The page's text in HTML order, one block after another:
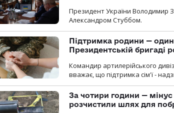
Президент України Володимир
Александром Стуббом.
Підтримка родини — один
Президентській бригаді
Командир артилерійського
вважає, що підтримка сім'ї -
За чотири години — мінус
розчистили шлях для